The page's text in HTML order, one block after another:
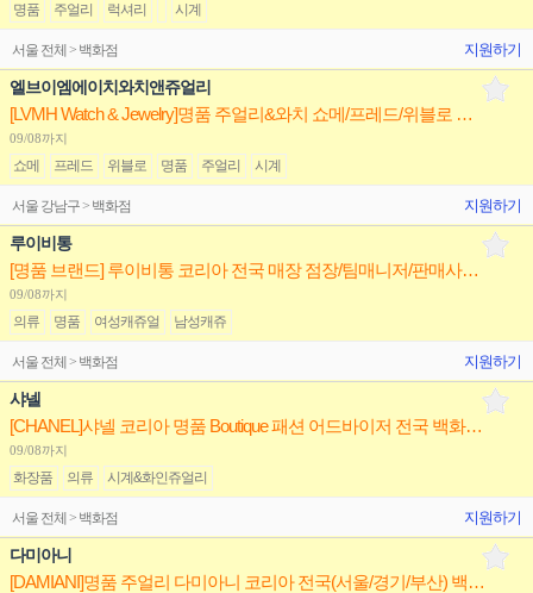
명품 주얼리 럭셔리 시계
서울 전체 > 백화점 지원하기
엘브이엠에이치와치앤쥬얼리
[LVMH Watch & Jewelry]명품 주얼리&와치 쇼메/프레드/위블로 전국 점장/부점장/판매사원 채용
09/08까지
쇼메 프레드 위블로 명품 주얼리 시계
서울 강남구 > 백화점 지원하기
루이비통
[명품 브랜드] 루이비통 코리아 전국 매장 점장/팀매니저/판매사원(신입/경력) 채용
09/08까지
의류 명품 여성캐쥬얼 남성캐쥬
서울 전체 > 백화점 지원하기
샤넬
[CHANEL]샤넬 코리아 명품 Boutique 패션 어드바이저 전국 백화점/면세점 정규직/계약직 채용
09/08까지
화장품 의류 시계&화인쥬얼리
서울 전체 > 백화점 지원하기
다미아니
[DAMIANI]명품 주얼리 다미아니 코리아 전국(서울/경기/부산) 백화점 부점장/판매사원 채용